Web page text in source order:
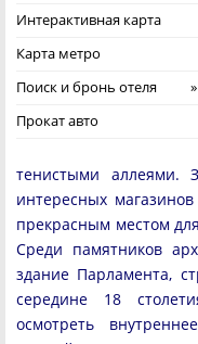
Интерактивная карта
Карта метро
Поиск и бронь отеля
Прокат авто
тенистыми аллеями.
интересных
прекрасным местом
Среди памятников
здание Парламента,
середине 18
осмотреть